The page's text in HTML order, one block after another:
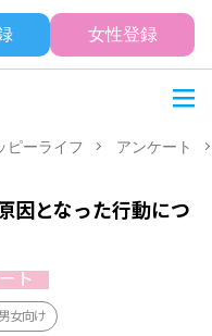
女性登録
ピーライフ アンケート
因となった行動につ
ト
男女向け